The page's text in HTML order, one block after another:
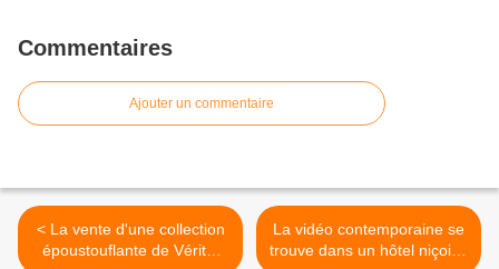
Commentaires
Ajouter un commentaire
< La vente d'une collection
époustouflante de Vérité.
La vidéo contemporaine se
trouve dans un hôtel niçois :